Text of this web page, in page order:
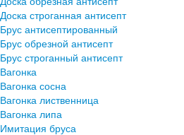
Доска строганная антисепт
Брус антисептированный
Брус обрезной антисепт
Брус строганный антисепт
Вагонка
Вагонка сосна
Вагонка лиственница
Вагонка липа
Имитация бруса